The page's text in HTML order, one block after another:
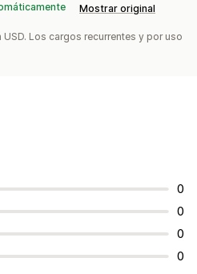
Mostrar original
Los cargos recurrentes y por uso
0
0
0
0